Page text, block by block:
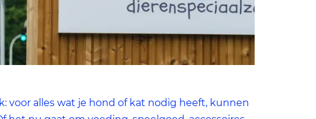
voor alles wat je hond of kat nodig heeft, kunnen